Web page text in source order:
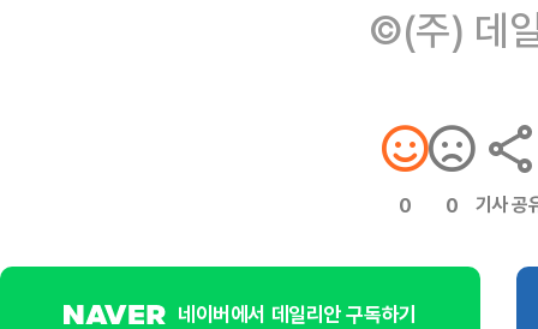
©(주) 데
0 0 기사 공
네이버에서 데일리안 구독하기